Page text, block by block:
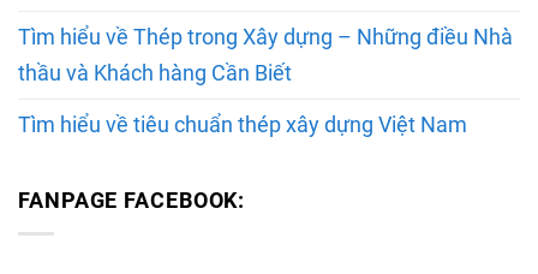
Tìm hiểu về Thép trong Xây dựng – Những điều Nhà
thầu và Khách hàng Cần Biết
Tìm hiểu về tiêu chuẩn thép xây dựng Việt Nam
FANPAGE FACEBOOK: